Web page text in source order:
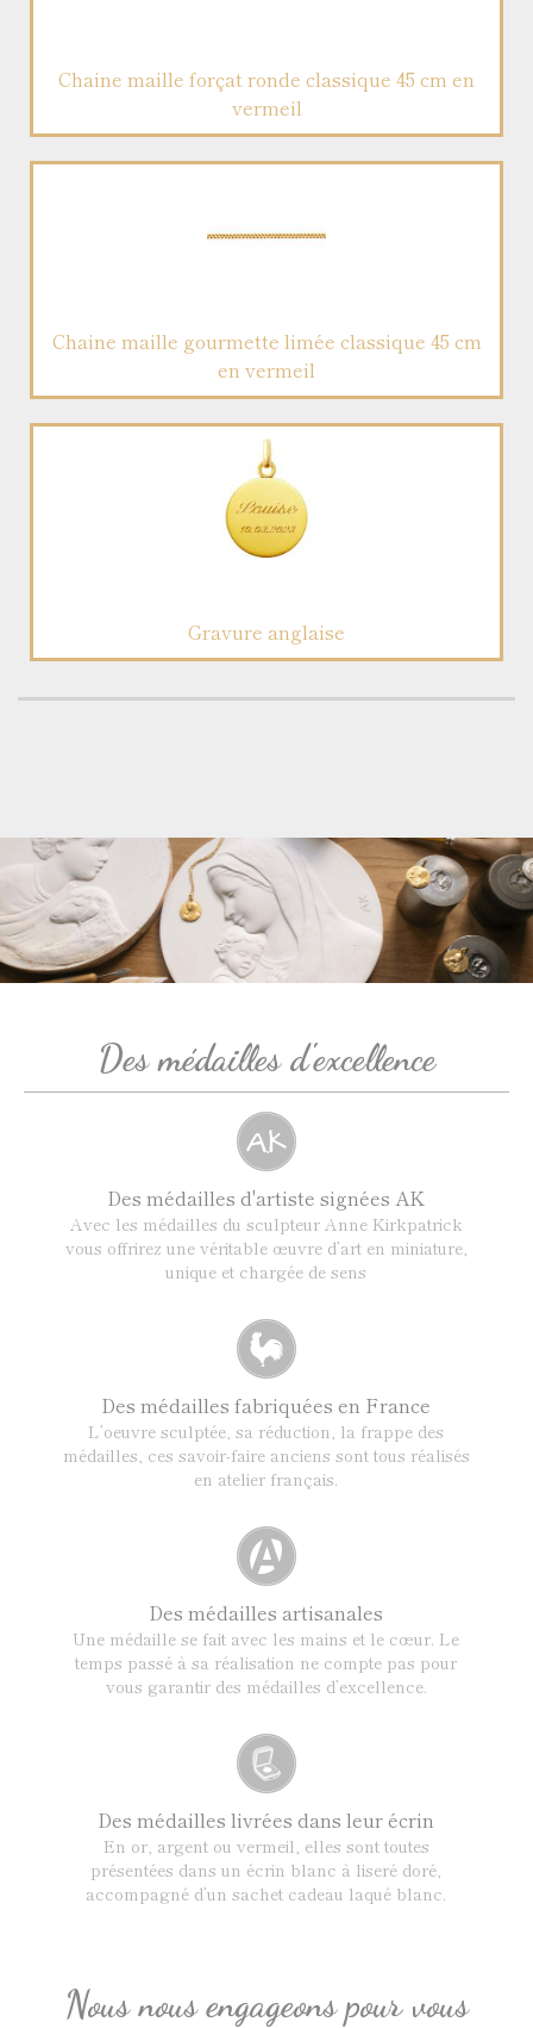
Chaine maille forçat ronde classique 45 cm en
vermeil
Chaine maille gourmette limée classique 45 cm
en vermeil
Gravure anglaise
Des médailles d'excellence
Des médailles d'artiste signées AK
Avec les médailles du sculpteur Anne Kirkpatrick
vous offrirez une véritable œuvre d’art en miniature,
unique et chargée de sens
Des médailles fabriquées en France
L’oeuvre sculptée, sa réduction, la frappe des
médailles, ces savoir-faire anciens sont tous réalisés
en atelier français.
Des médailles artisanales
Une médaille se fait avec les mains et le cœur. Le
temps passé à sa réalisation ne compte pas pour
vous garantir des médailles d’excellence.
Des médailles livrées dans leur écrin
En or, argent ou vermeil, elles sont toutes
présentées dans un écrin blanc à liseré doré,
accompagné d’un sachet cadeau laqué blanc.
Nous nous engageons pour vous